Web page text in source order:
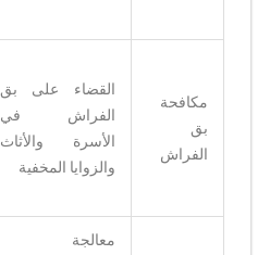
مكافحة
بق
الفراش
القضاء على بق
الفراش في
الأسرة والأثاث
والزوايا المخفية
معالجة